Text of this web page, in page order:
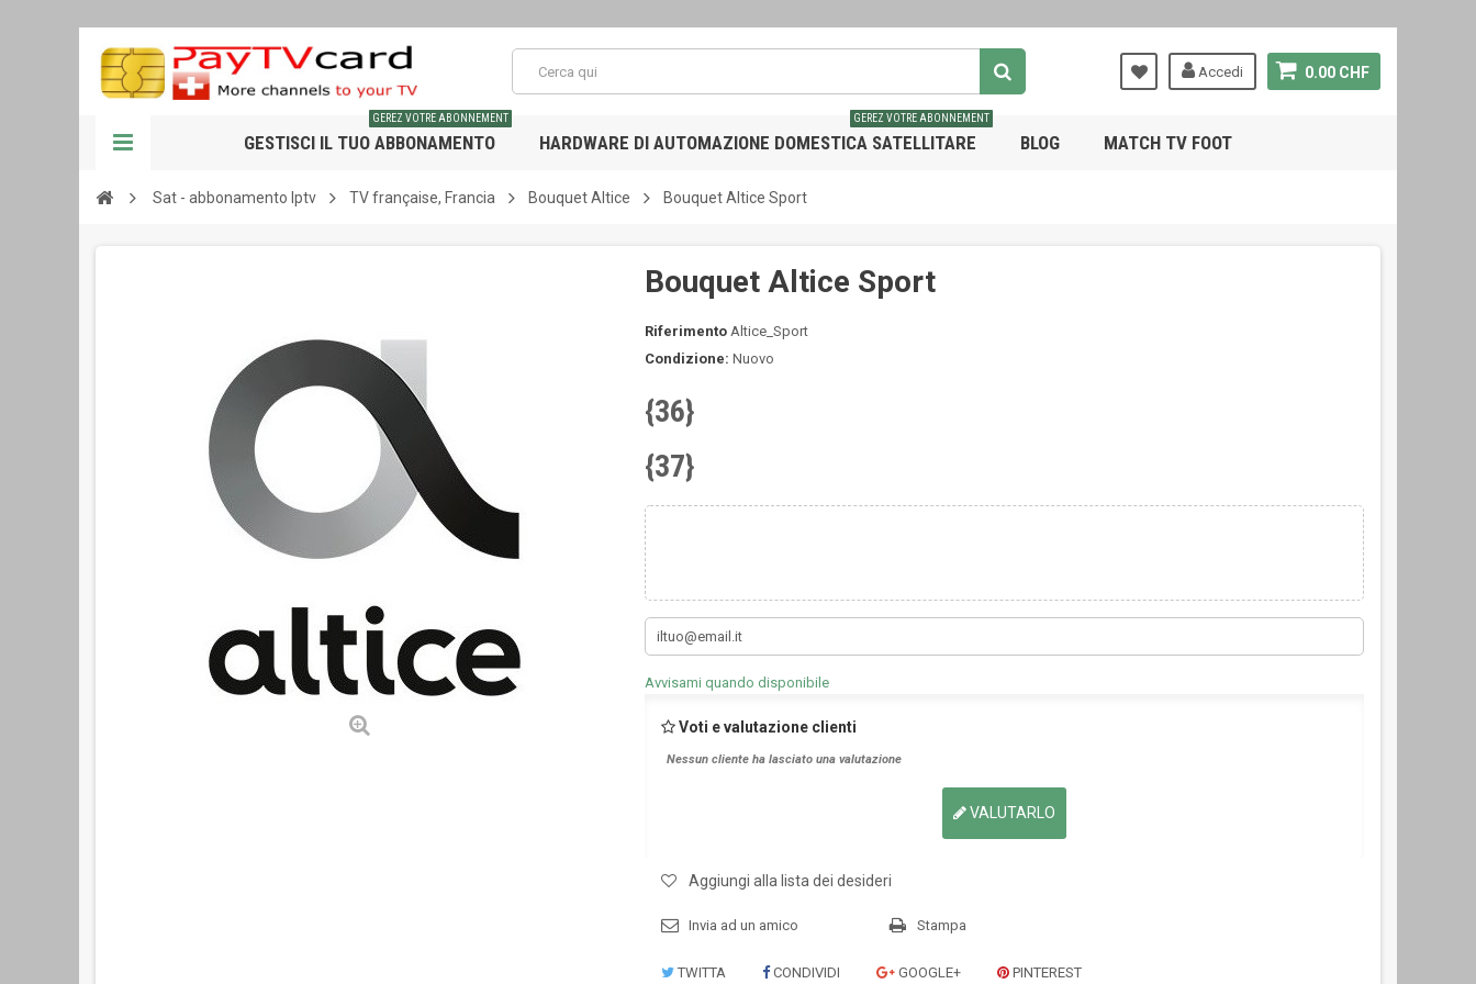
0.00 CHF
Accedi
GESTISCI IL TUO ABBONAMENTO
GEREZ VOTRE ABONNEMENT
HARDWARE DI AUTOMAZIONE DOMESTICA SATELLITARE
GEREZ VOTRE ABONNEMENT
BLOG MATCH TV FOOT
Sat - abbonamento Iptv TV française, Francia Bouquet Altice Bouquet Altice Sport
Bouquet Altice Sport
Riferimento Altice_Sport
Condizione: Nuovo
{36}
{37}
Avvisami quando disponibile
Voti e valutazione clienti
Nessun cliente ha lasciato una valutazione
VALUTARLO
Aggiungi alla lista dei desideri
Invia ad un amico Stampa
TWITTA CONDIVIDI GOOGLE+ PINTEREST